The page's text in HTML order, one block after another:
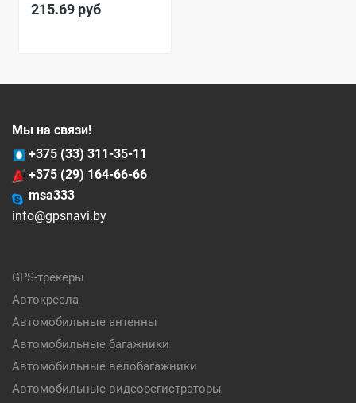
215.69 руб
Мы на связи!
+375 (33) 311-35-11
+375 (29) 164-66-66
msa333
info@gpsnavi.by
GPS-трекеры
Автокресла
Автомобильные антенны
Автомобильные багажники
Автомобильные велобагажники
Автомобильные видеорегистраторы